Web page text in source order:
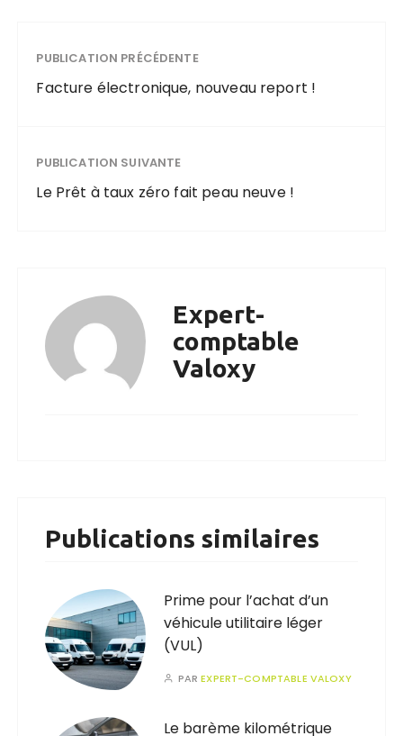
PUBLICATION PRÉCÉDENTE
Facture électronique, nouveau report !
PUBLICATION SUIVANTE
Le Prêt à taux zéro fait peau neuve !
Expert-
comptable
Valoxy
Publications similaires
Prime pour l’achat d’un
véhicule utilitaire léger
(VUL)
PAREXPERT-COMPTABLE VALOXY
Le barème kilométrique